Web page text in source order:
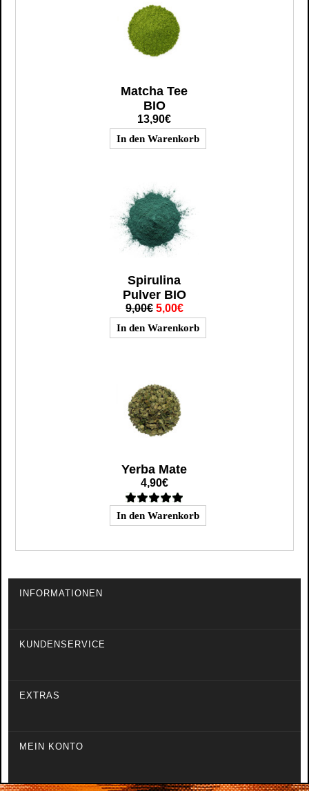
Matcha Tee
BIO
13,90€
Spirulina
Pulver BIO
9,00€ 5,00€
Yerba Mate
4,90€
INFORMATIONEN
KUNDENSERVICE
EXTRAS
MEIN KONTO